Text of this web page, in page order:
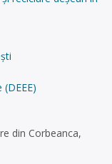
din Corbeanca,